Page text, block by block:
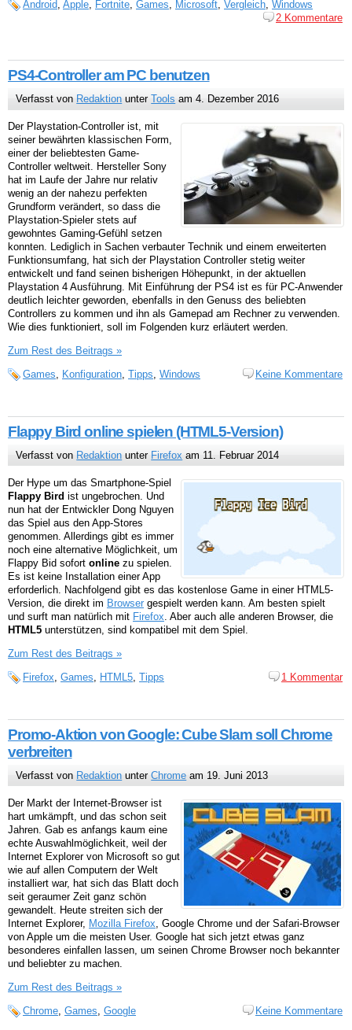
Android, Apple, Fortnite, Games, Microsoft, Vergleich, Windows
2 Kommentare
PS4-Controller am PC benutzen
Verfasst von Redaktion unterTools am 4. Dezember 2016
Der Playstation-Controller ist, mit
seiner bewährten klassischen Form,
einer der beliebtesten Game-
Controller weltweit. Hersteller Sony
hat im Laufe der Jahre nur relativ
wenig an der nahezu perfekten
Grundform verändert, so dass die
Playstation-Spieler stets auf
gewohntes Gaming-Gefühl setzen
konnten. Lediglich in Sachen verbauter Technik und einem erweiterten
Funktionsumfang, hat sich der Playstation Controller stetig weiter
entwickelt und fand seinen bisherigen Höhepunkt, in der aktuellen
Playstation 4 Ausführung. Mit Einführung der PS4 ist es für PC-Anwender
deutlich leichter geworden, ebenfalls in den Genuss des beliebten
Controllers zu kommen und ihn als Gamepad am Rechner zu verwenden.
Wie dies funktioniert, soll im Folgenden kurz erläutert werden.
Zum Rest des Beitrags »
Games
Konfiguration Tipps Windows Keine Kommentare
Flappy Bird online spielen (HTML5-Version)
Verfasst von Redaktion unter Firefox am 11. Februar 2014
Der Hype um das Smartphone-Spiel
Flappy Bird ist ungebrochen. Und
nun hat der Entwickler Dong Nguyen
das Spiel aus den App-Stores
genommen. Allerdings gibt es immer
noch eine alternative Möglichkeit, um
Flappy Bid sofort online zu spielen.
Es ist keine Installation einer App
erforderlich. Nachfolgend gibt es das kostenlose Game in einer HTML5-
Version, die direkt im Browser gespielt werden kann. Am besten spielt
und surft man natürlich mit Firefox. Aber auch alle anderen Browser, die
HTML5 unterstützen, sind kompatibel mit dem Spiel.
Zum Rest des Beitrags »
Firefox Games HTML5 Tipps 1 Kommentar
Promo-Aktion von Google: Cube Slam soll Chrome
verbreiten
Verfasst von Redaktion unterChrome am 19. Juni 2013
Der Markt der Internet-Browser ist
hart umkämpft, und das schon seit
Jahren. Gab es anfangs kaum eine
echte Auswahlmöglichkeit, weil der
Internet Explorer von Microsoft so gut
wie auf allen Computern der Welt
installiert war, hat sich das Blatt doch
seit geraumer Zeit ganz schön
gewandelt. Heute streiten sich der
Internet Explorer, Mozilla Firefox , Google Chrome und der Safari-Browser
von Apple um die meisten User. Google hat sich jetzt etwas ganz
besonderes einfallen lassen, um seinen Chrome Browser noch bekannter
und beliebter zu machen.
Zum Rest des Beitrags »
Chrome Games Google Keine Kommentare